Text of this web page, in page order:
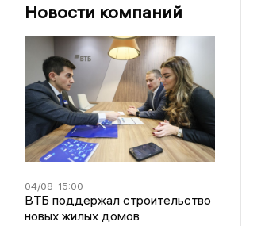
Новости компаний
04/08 15:00
ВТБ поддержал строительство
новых жилых домов